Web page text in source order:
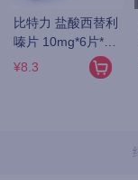
同仁堂 锁阳固精丸
9g*10丸
¥22.4